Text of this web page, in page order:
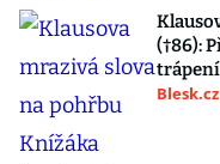
(†86):
trápení
Blesk.cz